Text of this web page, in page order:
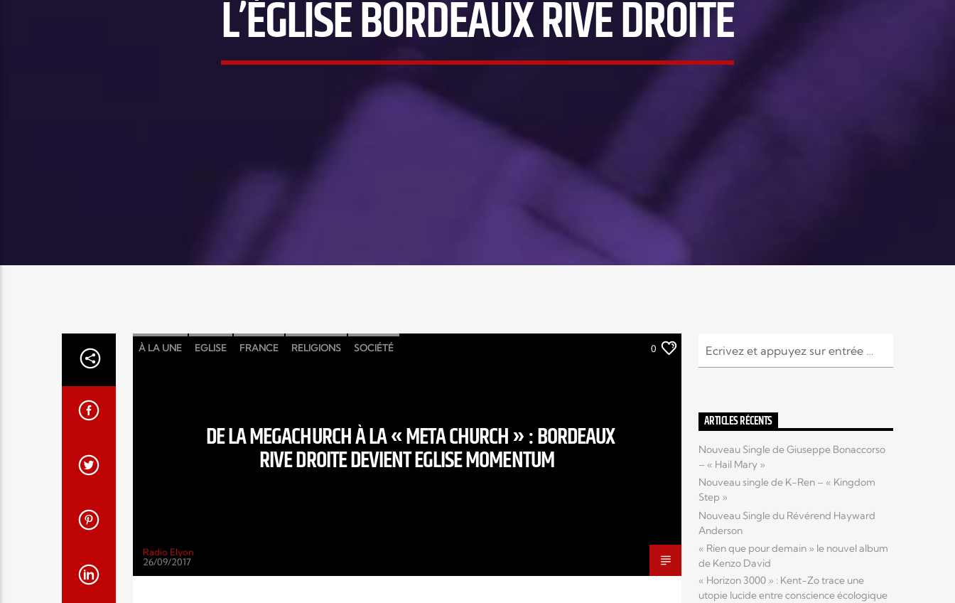
L’ÉGLISE BORDEAUX RIVE DROITE
À LA UNE EGLISE FRANCE RELIGIONS SOCIÉTÉ 0
DE LA MEGACHURCH À LA « META CHURCH » : BORDEAUX
RIVE DROITE DEVIENT EGLISE MOMENTUM
Radio Elyon
26/09/2017
ARTICLES RÉCENTS
Nouveau Single de Giuseppe Bonaccorso
– « Hail Mary »
Nouveau single de K-Ren – « Kingdom
Step »
Nouveau Single du Révérend Hayward
Anderson
« Rien que pour demain » le nouvel album
de Kenzo David
« Horizon 3000 » : Kent-Zo trace une
utopie lucide entre conscience écologique